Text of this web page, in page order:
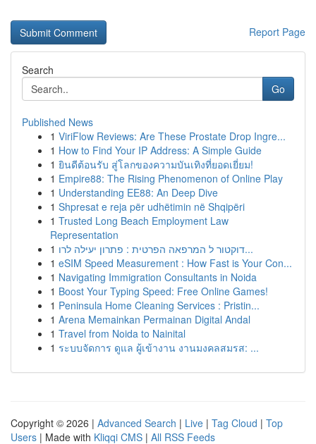
Report Page
Search
Go
Published News
1 ViriFlow Reviews: Are These Prostate Drop Ingre...
1 How to Find Your IP Address: A Simple Guide
1 ยินดีต้อนรับ สู่โลกของความบันเทิงที่ยอดเยี่ยม!
1 Empire88: The Rising Phenomenon of Online Play
1 Understanding EE88: An Deep Dive
1 Shpresat e reja për udhëtimin në Shqipëri
1 Trusted Long Beach Employment Law
Representation
1
דוקטור ל המרפאה הפרטית : פתרון יעילה לרו...
1 eSIM Speed Measurement : How Fast is Your Con...
1 Navigating Immigration Consultants in Noida
1 Boost Your Typing Speed: Free Online Games!
1 Peninsula Home Cleaning Services : Pristin...
1 Arena Memainkan Permainan Digital Andal
1 Travel from Noida to Nainital
1 ระบบจัดการ ดูแล ผู้เข้างาน งานมงคลสมรส: ...
Copyright © 2026 | Advanced Search | Live | Tag Cloud | Top
Users | Made with Kliqqi CMS | All RSS Feeds